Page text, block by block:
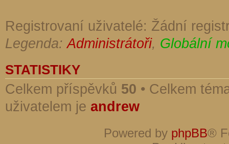
Registrovaní uživatelé: Žádní
Legenda:Administrátoři, Globální
STATISTIKY
Celkem příspěvků 50 • Celkem
uživatelem je andrew
Powered by phpBB®